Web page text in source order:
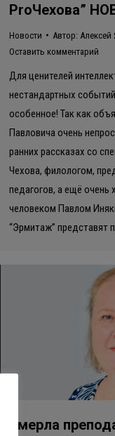
ProЧехова”
Новости Автор: Алексей
Оставить комментарий
Для ценителей
нестандартных
особенное! Так как
Павловича очень
ранних рассказах со
Чехова, филологом,
педагогов, а ещё
человеком Павлом
“Эрмитаж” представят
Умерла